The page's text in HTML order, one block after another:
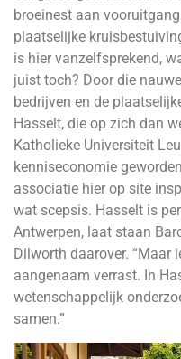
broeinest aan
plaatselijke
is hier vanzelfsprekend,
juist toch? Door die
bedrijven en de
Hasselt, die op zich dan
Katholieke Universiteit
kenniseconomie
associatie hier op site
wat scepsis. Hasselt is
Antwerpen, laat staan
Dilworth daarover. “Maar
aangenaam verrast. In
wetenschappelijk
samen.”